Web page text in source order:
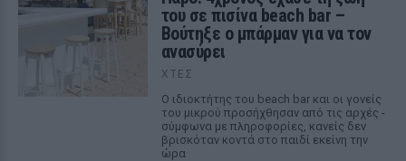
του σε πισίνα beach bar –
Βούτηξε ο μπάρμαν για να τον
ανασύρει
ΧΤΕΣ
Ο ιδιοκτήτης του beach bar και οι γονείς
του μικρού προσήχθησαν από τις αρχές -
σύμφωνα με πληροφορίες, κανείς δεν
βρισκόταν κοντά στο παιδί εκείνη την
ώρα